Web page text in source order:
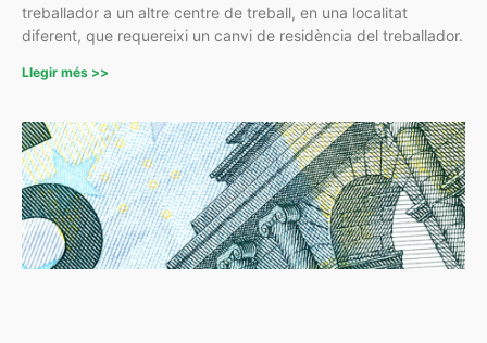
treballador a un altre centre de treball, en una localitat
diferent, que requereixi un canvi de residència del treballador.
Llegir més >>